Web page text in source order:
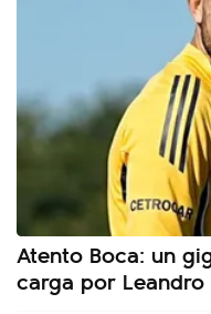
Atento Boca: un
carga por Leandro